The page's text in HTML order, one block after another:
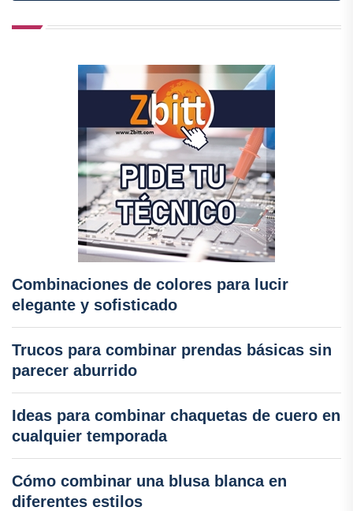
Combinaciones de colores para lucir
elegante y sofisticado
Trucos para combinar prendas básicas sin
parecer aburrido
Ideas para combinar chaquetas de cuero en
cualquier temporada
Cómo combinar una blusa blanca en
diferentes estilos